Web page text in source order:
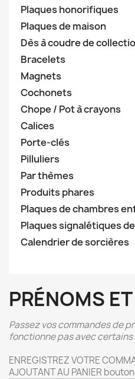
Plaques honorifiques
Plaques de maison
Dès à coudre de
Bracelets
Magnets
Cochonets
Chope / Pot à crayons
Calices
Porte-clés
Pilluliers
Par thèmes
Produits phares
Plaques de chambres
Plaques signalétiques
Calendrier de sorcières
PRÉNOMS
Passez vos commandes de
fonctionne pas avec
ENREGISTREZ VOTRE
AJOUTANT AU PANIER